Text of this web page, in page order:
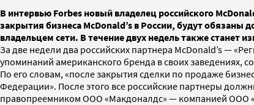
В интервью Forbes новый владелец российского
закрытия бизнеса McDonald’s в России, будут
владельцем сети. В течение двух недель также станет
За две недели два российских партнера McDonald’s —
упоминаний американского бренда в своих заведениях,
По его словам, «после закрытия сделки по продаже
Федерации». После этого все российские партнеры
правопреемником ООО «Макдоналдс» — компанией ООО